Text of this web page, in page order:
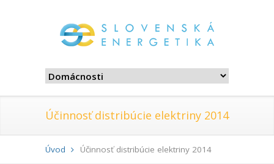
Účinnosť distribúcie elektriny 2014
Úvod Účinnosť distribúcie elektriny 2014